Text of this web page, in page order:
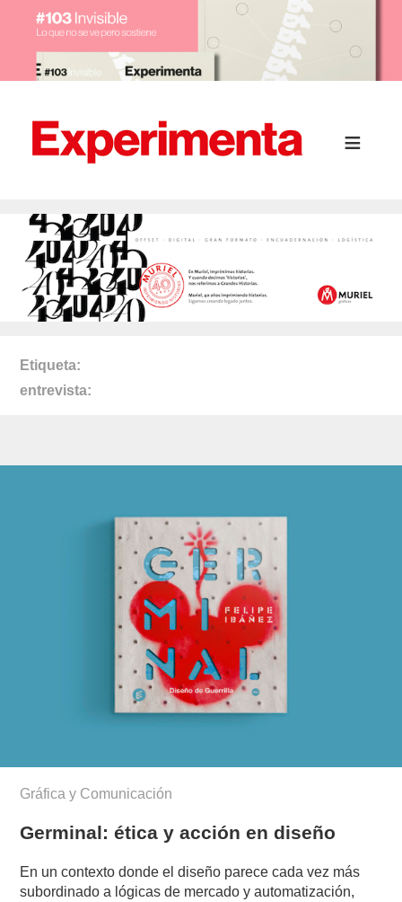
Etiqueta
entrevista
Gráfica y Comunicación
Germinal: ética y acción en diseño
En un contexto donde el diseño parece cada vez más
subordinado a lógicas de mercado y automatización,